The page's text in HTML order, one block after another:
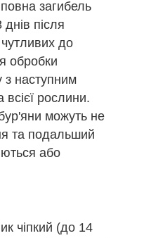
загибель
після
до
обробки
з наступним
всієї рослини.
можуть не
та подальший
або
чіпкий (до 14